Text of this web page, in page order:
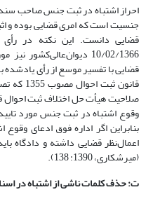
احراز اشتباه در ثبت جنس صاحب
جنسیت است که امری قضایی بوده و
10/02/1366
قانون
صلاحیت هیأت حل اختلاف ثبت احوال
وقوع اشتباه در ثبت جنس مورد
بنابراین اگر اداره فوق ادعای وقوع
اعمال‌نظر قضایی داشته و دادگاه
(میرشکاری، 1390: 138).
ت: حذف کلمات ناشی از اشتباه در اسناد